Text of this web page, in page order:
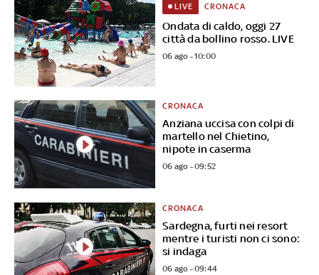
Ondata di caldo, oggi 27
città da bollino rosso. LIVE
LIVE CRONACA
06 ago - 10:00
Anziana uccisa con colpi di
martello nel Chietino,
nipote in caserma
CRONACA
06 ago - 09:52
Sardegna, furti nei resort
mentre i turisti non ci sono:
si indaga
CRONACA
06 ago - 09:44